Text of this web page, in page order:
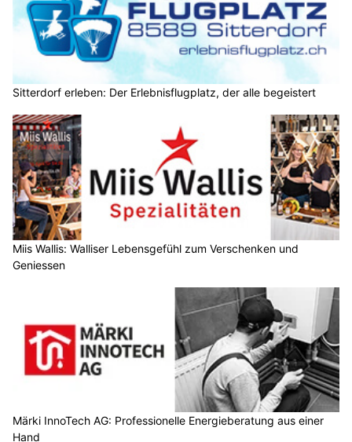
Sitterdorf erleben: Der Erlebnisflugplatz, der alle begeistert
Miis Wallis: Walliser Lebensgefühl zum Verschenken und
Geniessen
Märki InnoTech AG: Professionelle Energieberatung aus einer
Hand